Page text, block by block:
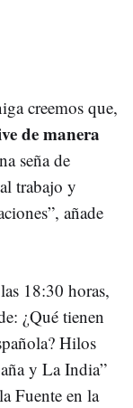
creemos que,
de manera
seña de
trabajo y
añade
18:30 horas,
¿Qué tienen
Hilos
y La India”
Fuente en la